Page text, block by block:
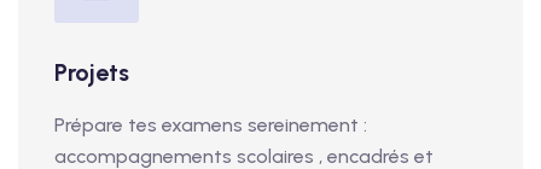
Projets
Prépare tes examens sereinement :
accompagnements scolaires , encadrés et